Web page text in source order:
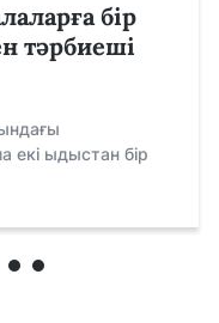
бір
тәрбиеші
екі ыдыстан бір